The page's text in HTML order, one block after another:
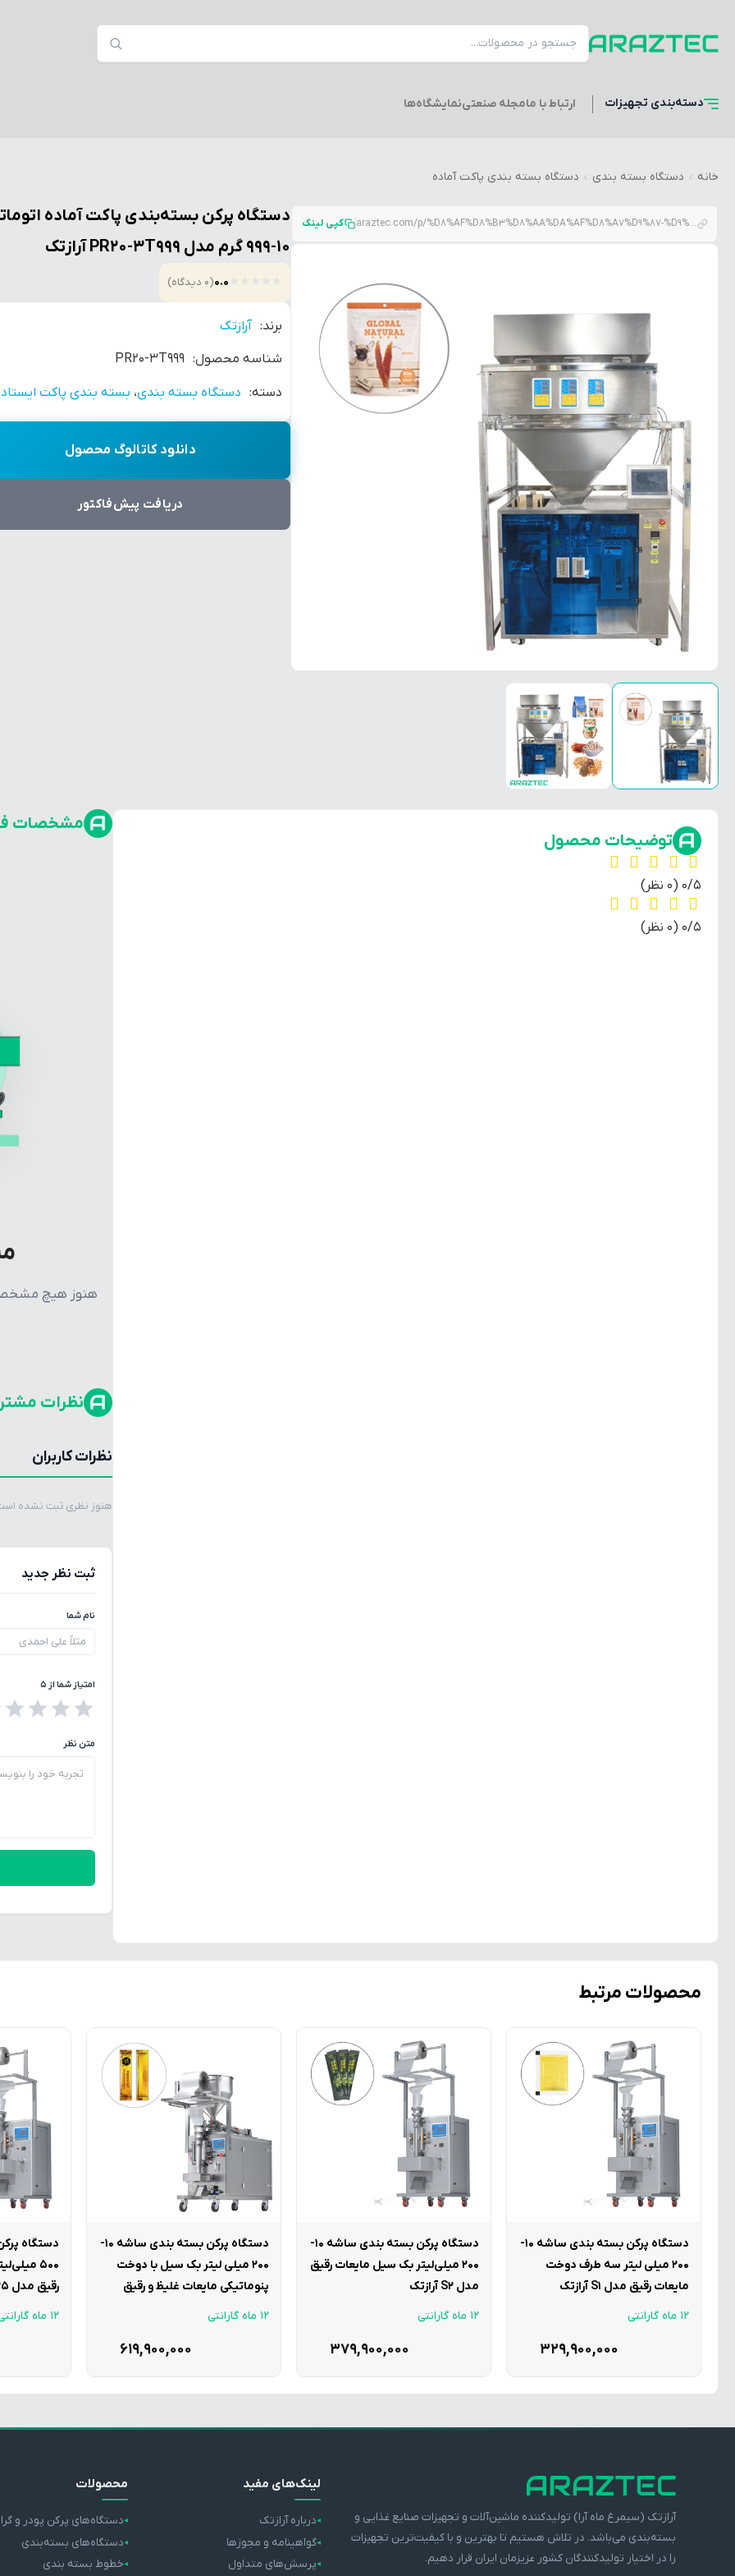
دسته‌بندی تجهیزات ارتباط با مامجله صنعتینمایشگاه‌ها
خانه دستگاه بسته بندی دستگاه بسته بندی پاکت آماده
araztec.com/p/%D8%AF%D8%B3%D8%AA%DA%AF%D8%A7%D9%87-%D9%BE%D8%B1%DA%A9%D9%86-%D8%A8%D8%B3%D8%AA%D9%87%D8%A8%D9%86%D8%AF%DB%8C-%D9%BE%D8%A7%DA%A9%D8%AA-%D8%A2%D9%85%D8%A7%D8%AF%D9%87-%D8%A7%D8%AA%D9%88%D9%85 کپی لینک
دستگاه پرکن بسته‌بندی پاکت آماده
10-999 گرم مدل PR20-3T999 آرازتک
0.0(0 دیدگاه)
برند: آرازتک
شناسه محصول: PR20-3T999
دسته: دستگاه بسته بندی، بسته بندی پاکت
دانلود کاتالوگ محصول
دریافت پیش‌فاکتور
توضیحات محصول
‫0/5 ‫(0 نظر)
‫0/5 ‫(0 نظر)
مشخصات
هنوز هیچ
نظرات
نظرات کاربران
هنوز نظری ثبت نشده
ثبت نظر جدید
نام شما
امتیاز شما از ۵
متن نظر
محصولات مرتبط
دستگاه پرکن بسته بندی ساشه 10-
200 میلی لیتر سه طرف دوخت
مایعات رقیق مدل S1 آرازتک
12 ماه گارانتی
329,900,000
دستگاه پرکن بسته بندی ساشه 10-
200 میلی‌لیتر بک سیل مایعات رقیق
مدل S2 آرازتک
12 ماه گارانتی
379,900,000
دستگاه پرکن بسته بندی ساشه 10-
200 میلی لیتر بک سیل با دوخت
پنوماتیکی مایعات غلیظ و رقیق
مدل S5 آرازتک
12 ماه گارانتی
619,900,000
500
رقیق مدل S25 آرازتک
12 ماه گارانتی
آرازتک (سیمرغ ماه آرا) تولیدکننده ماشین‌آلات و تجهیزات صنایع غذایی و
بسته‌بندی می‌باشد. در تلاش هستیم تا بهترین و با کیفیت‌ترین تجهیزات
را در اختیار تولیدکنندگان کشور عزیزمان ایران قرار دهیم.
لینک‌های مفید
درباره آرازتک
گواهینامه و مجوزها
پرسش‌های متداول
محصولات
دستگاه‌های پرکن پودر و
دستگاه‌های بسته‌بندی
خطوط بسته بندی